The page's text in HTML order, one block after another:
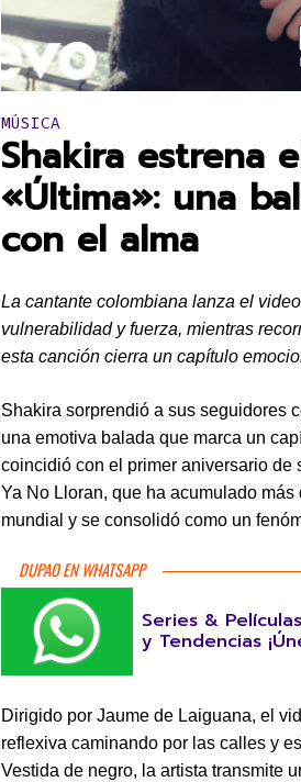
Publicado en:
MÚSICA
Shakira estrena
«Última»: una
con el alma
La cantante colombiana lanza el
vulnerabilidad y fuerza, mientras
esta canción cierra un capítulo
Shakira sorprendió a sus seguidores
una emotiva balada que marca un
coincidió con el primer aniversario de
Ya No Lloran, que ha acumulado
mundial y se consolidó como un
DUPAO EN WHATSAPP
Series &
y Tendencias
Dirigido por Jaume de Laiguana, el
reflexiva caminando por las calles y
Vestida de negro, la artista transmite